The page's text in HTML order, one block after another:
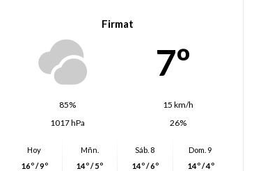
Firmat
7º
85%
15 km/h
1017 hPa
26%
Hoy
16º / 9º
Mñn.
14º / 5º
Sáb. 8
14º / 6º
Dom. 9
14º / 4º